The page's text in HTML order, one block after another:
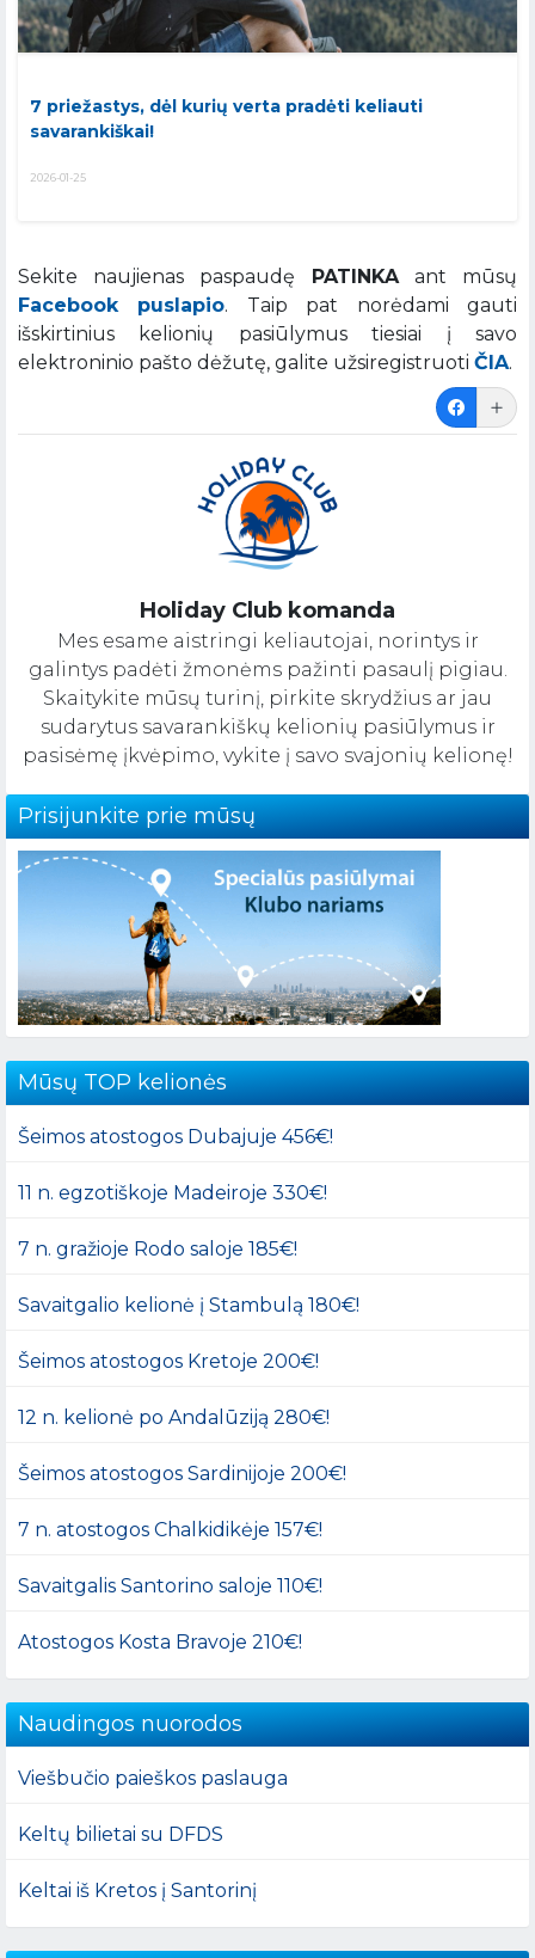
7 priežastys, dėl kurių verta pradėti keliauti
savarankiškai!
2026-01-25
Sekite naujienas paspaudę PATINKAant mūsų
Facebook puslapio. Taip pat norėdami gauti
išskirtinius kelionių pasiūlymus tiesiai į savo
elektroninio pašto dėžutę, galite užsiregistruoti ČIA.
Holiday Club komanda
Mes esame aistringi keliautojai, norintys ir
galintys padėti žmonėms pažinti pasaulį pigiau.
Skaitykite mūsų turinį, pirkite skrydžius ar jau
sudarytus savarankiškų kelionių pasiūlymus ir
pasisėmę įkvėpimo, vykite į savo svajonių kelionę!
Prisijunkite prie mūsų
Mūsų TOP kelionės
Šeimos atostogos Dubajuje 456€!
11 n. egzotiškoje Madeiroje 330€!
7 n. gražioje Rodo saloje 185€!
Savaitgalio kelionė į Stambulą 180€!
Šeimos atostogos Kretoje 200€!
12 n. kelionė po Andalūziją 280€!
Šeimos atostogos Sardinijoje 200€!
7 n. atostogos Chalkidikėje 157€!
Savaitgalis Santorino saloje 110€!
Atostogos Kosta Bravoje 210€!
Naudingos nuorodos
Viešbučio paieškos paslauga
Keltų bilietai su DFDS
Keltai iš Kretos į Santorinį